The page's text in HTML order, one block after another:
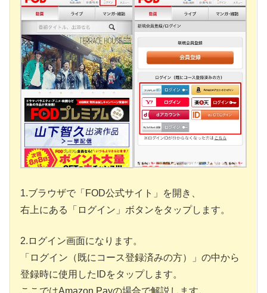
1.ブラウザで「FOD公式サイト」を開き、
右上にある「ログイン」ボタンをタップします。
2.ログイン画面になります。
「ログイン（既にコース登録済みの方）」の中から
登録時に使用したIDをタップします。